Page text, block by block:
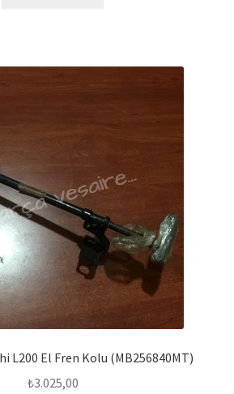
L200 El Fren Kolu (MB256840MT)
₺3.025,00